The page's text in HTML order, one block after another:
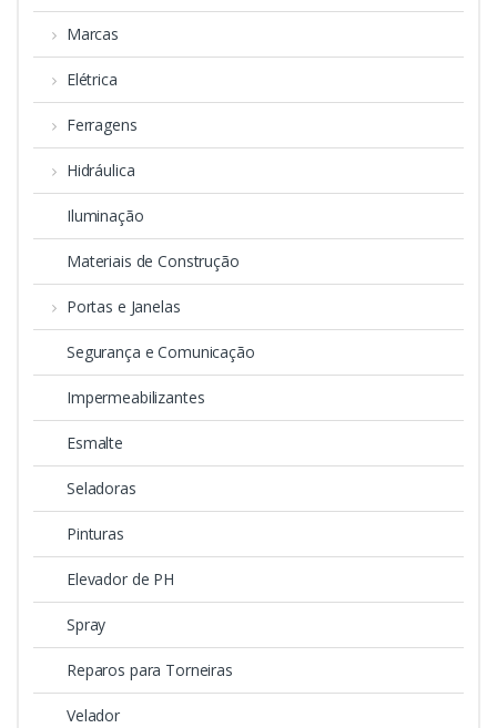
Marcas
Elétrica
Ferragens
Hidráulica
Iluminação
Materiais de Construção
Portas e Janelas
Segurança e Comunicação
Impermeabilizantes
Esmalte
Seladoras
Pinturas
Elevador de PH
Spray
Reparos para Torneiras
Velador